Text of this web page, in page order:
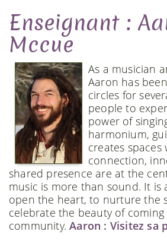
Enseignant :
Mccue
As a musician
Aaron has
circles for
people to
power of
harmonium,
creates spaces
connection,
shared presence are at the
music is more than sound. It is
open the heart, to nurture the
celebrate the beauty of
community.Aaron : Visitez sa